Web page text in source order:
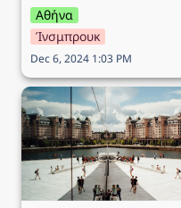
Αθήνα
Ίνσμπρουκ
Dec 6, 2024 1:03 PM
Ταξίδι στο Όσλο → 6
ημέρες από 351€,
αεροπορικά και